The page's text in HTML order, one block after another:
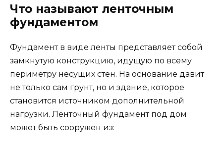
Что называют ленточным
фундаментом
Фундамент в виде ленты представляет собой
замкнутую конструкцию, идущую по всему
периметру несущих стен. На основание давит
не только сам грунт, но и здание, которое
становится источником дополнительной
нагрузки. Ленточный фундамент под дом
может быть сооружен из: